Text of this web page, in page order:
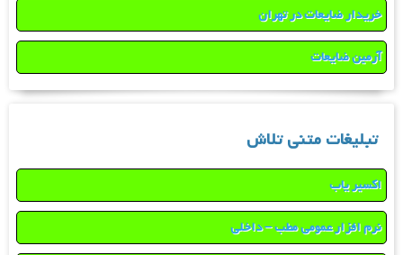
خریدار ضایعات در تهران
آرمین ضایعات
تبلیغات متنی تلاش
اکسیر یاب
نرم افزار عمومی مطب – داخلی